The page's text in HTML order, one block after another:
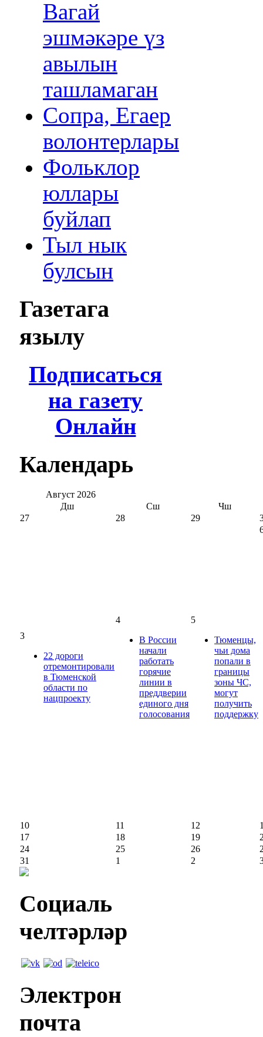
Вагай
эшмәкәре үз
авылын
ташламаган
Сопра, Егаер
волонтерлары
Фольклор
юллары
буйлап
Тыл нык
булсын
Газетага
язылу
Подписаться
на газету
Онлайн
Календарь
Август 2026
Дш
Сш
Чш
27
28 29
3
22 дороги
отремонтировали
в Тюменской
области по
нацпроекту
4
В России
начали
работать
горячие
линии в
преддверии
единого дня
голосования
5
Тюменцы,
чьи дома
попали в
границы
зоны ЧС,
могут
получить
поддержку
10 11 12
17
18 19
24
25 26
31
1 2
Социаль
челтәрләр
Электрон
почта